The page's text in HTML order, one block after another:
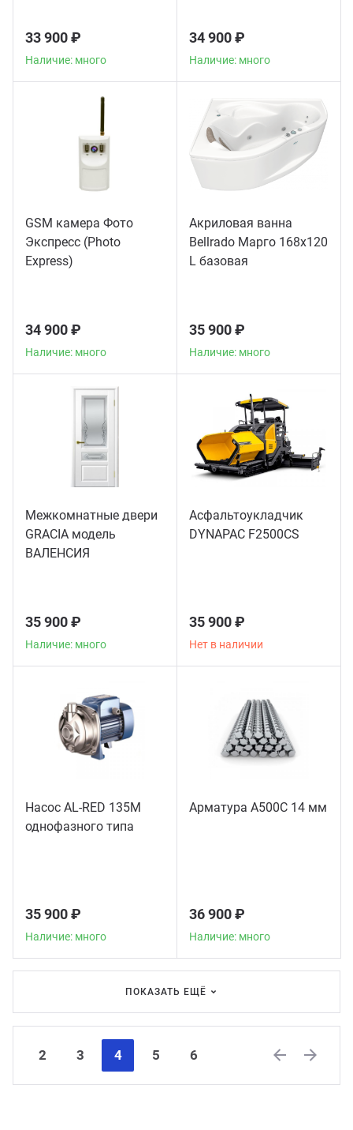
33 900 ₽
Наличие: много
34 900 ₽
Наличие: много
GSM камера Фото
Экспресс (Photo
Express)
34 900 ₽
Наличие: много
Акриловая ванна
Bellrado Марго 168x120
L базовая
35 900 ₽
Наличие: много
Межкомнатные двери
GRACIA модель
ВАЛЕНСИЯ
35 900 ₽
Наличие: много
Асфальтоукладчик
DYNAPAC F2500CS
35 900 ₽
Нет в наличии
Насос AL-RED 135M
однофазного типа
35 900 ₽
Наличие: много
Арматура А500С 14 мм
36 900 ₽
Наличие: много
ПОКАЗАТЬ ЕЩЁ
2 3 4 5
6